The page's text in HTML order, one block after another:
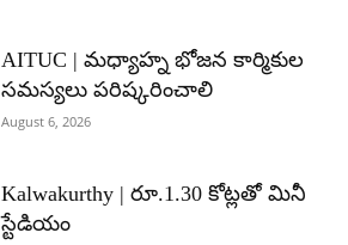
AITUC | మధ్యాహ్న భోజన కార్మికుల
సమస్యలు పరిష్కరించాలి
August 6, 2026
Kalwakurthy | రూ.1.30 కోట్లతో మినీ
స్టేడియం